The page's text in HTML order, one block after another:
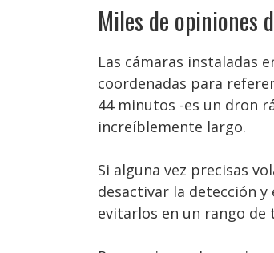
Miles de opiniones
Las cámaras instaladas
coordenadas para
44 minutos -es un dron
increíblemente largo.
Si alguna vez precisas
desactivar la detección
evitarlos en un rango